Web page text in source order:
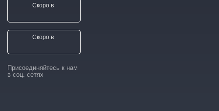
Скоро в
Скоро в
Присоединяйтесь к нам
в соц. сетях